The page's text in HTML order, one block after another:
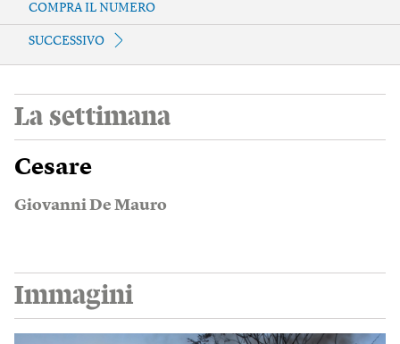
COMPRA IL NUMERO
SUCCESSIVO
La settimana
Cesare
Giovanni De Mauro
Immagini